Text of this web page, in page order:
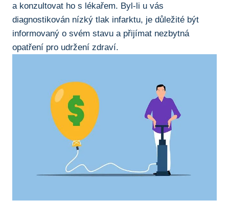
a konzultovat ho s lékařem. Byl-li⁣ u‍ vás
⁢diagnostikován nízký tlak infarktu, ⁢je důležité ⁣být
informovaný o svém⁢ stavu ⁢a přijímat nezbytná
opatření pro udržení zdraví.